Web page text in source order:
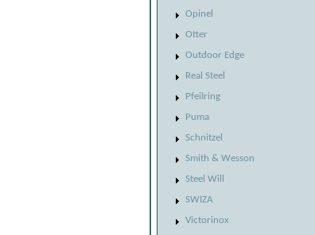
Opinel
Otter
Outdoor Edge
Real Steel
Pfeilring
Puma
Schnitzel
Smith & Wesson
Steel Will
SWIZA
Victorinox